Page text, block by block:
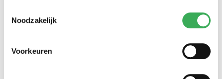
Noodzakelijk
Voorkeuren
kunnen ze naar de rechter stappen. Mochten ze gelijk
inspectie de onderwijsinstelling erop aanspreken “en zo